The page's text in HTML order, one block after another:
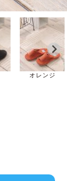
オレンジ